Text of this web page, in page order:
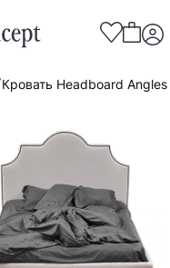
Кровать Headboard